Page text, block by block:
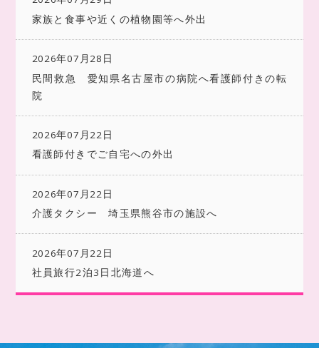
家族と食事や近くの植物園等へ外出
2026年07月28日
民間救急 愛知県名古屋市の病院へ看護師付きの転
院
2026年07月22日
看護師付きでご自宅への外出
2026年07月22日
介護タクシー 埼玉県熊谷市の施設へ
2026年07月22日
社員旅行2泊3日北海道へ